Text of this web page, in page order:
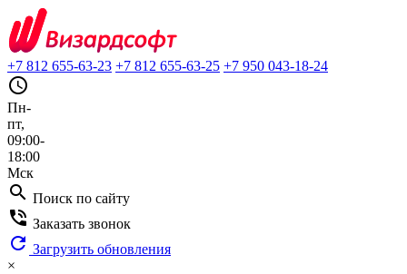
+7 812 655-63-23 +7 812 655-63-25 +7 950 043-18-24
query_builder
Пн-
пт,
09:00-
18:00
Мск
search Поиск по сайту
phone_in_talk Заказать звонок
refresh Загрузить обновления
×